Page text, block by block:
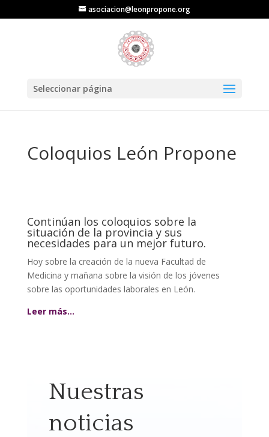
asociacion@leonpropone.org
Seleccionar página
Coloquios León Propone
Continúan los coloquios sobre la
situación de la provincia y sus
necesidades para un mejor futuro.
Hoy sobre la creación de la nueva Facultad de
Medicina y mañana sobre la visión de los jóvenes
sobre las oportunidades laborales en León.
Leer más…
Nuestras
noticias